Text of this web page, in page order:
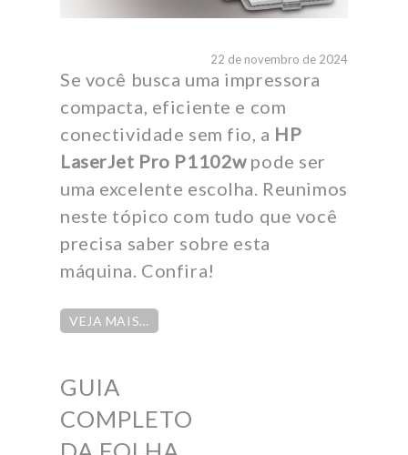
22 de novembro de 2024
Se você busca uma impressora
compacta, eficiente e com
conectividade sem fio, a HP
LaserJet Pro P1102wpode ser
uma excelente escolha. Reunimos
neste tópico com tudo que você
precisa saber sobre esta
máquina. Confira!
VEJA MAIS…
GUIA
COMPLETO